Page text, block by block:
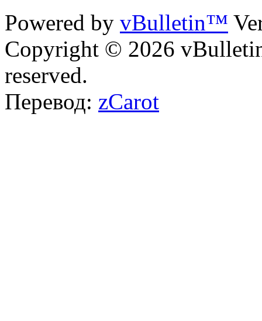
Powered by vBulletin™
Copyright © 2026
reserved.
Перевод: zCarot